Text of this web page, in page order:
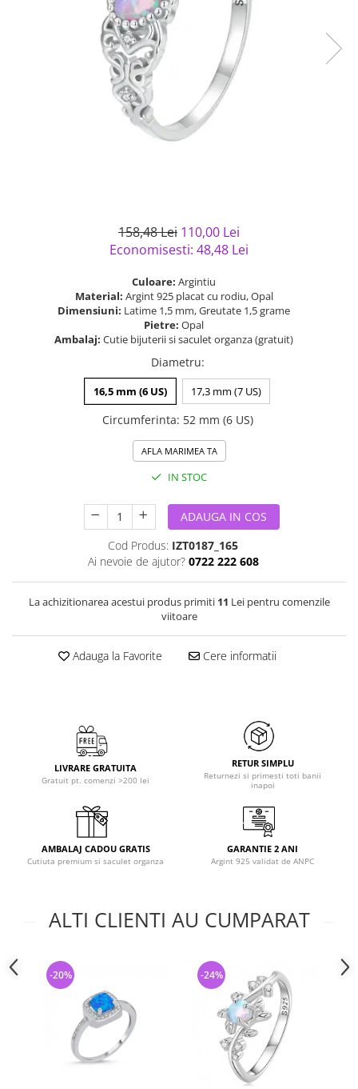
Bijuterii argint placat cu aur
Bijuterii argint cu diverse
Bijuterii argint cu murano
Bijuterii gotice si rock
Bijuterii Handmade
Casete si cutii de bijuterii
158,48 Lei 110,00 Lei
Economisesti: 48,48 Lei
Culoare: Argintiu
Material: Argint 925 placat cu rodiu, Opal
Dimensiuni: Latime 1,5 mm, Greutate 1,5 grame
Pietre: Opal
Ambalaj: Cutie bijuterii si saculet organza (gratuit)
Diametru:
16,5 mm (6 US) 17,3 mm (7 US)
Circumferinta: 52 mm (6 US)
AFLA MARIMEA TA
IN STOC
ADAUGA IN COS
Cod Produs: IZT0187_165
Ai nevoie de ajutor? 0722 222 608
La achizitionarea acestui produs primiti 11 Lei pentru comenzile
viitoare
Adauga la Favorite Cere informatii
LIVRARE GRATUITA
Gratuit pt. comenzi >200 lei
RETUR SIMPLU
Returnezi si primesti toti banii
inapoi
AMBALAJ CADOU GRATIS
Cutiuta premium si saculet organza
GARANTIE 2 ANI
Argint 925 validat de ANPC
ALTI CLIENTI AU CUMPARAT
-20% -24%